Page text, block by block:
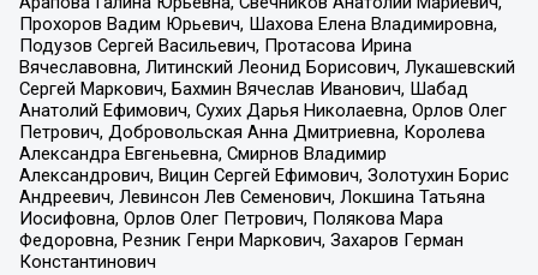
Прохоров Вадим Юрьевич, Шахова Елена Владимировна,
Подузов Сергей Васильевич, Протасова Ирина
Вячеславовна, Литинский Леонид Борисович, Лукашевский
Сергей Маркович, Бахмин Вячеслав Иванович, Шабад
Анатолий Ефимович, Сухих Дарья Николаевна, Орлов Олег
Петрович, Добровольская Анна Дмитриевна, Королева
Александра Евгеньевна, Смирнов Владимир
Александрович, Вицин Сергей Ефимович, Золотухин Борис
Андреевич, Левинсон Лев Семенович, Локшина Татьяна
Иосифовна, Орлов Олег Петрович, Полякова Мара
Федоровна, Резник Генри Маркович, Захаров Герман
Константинович